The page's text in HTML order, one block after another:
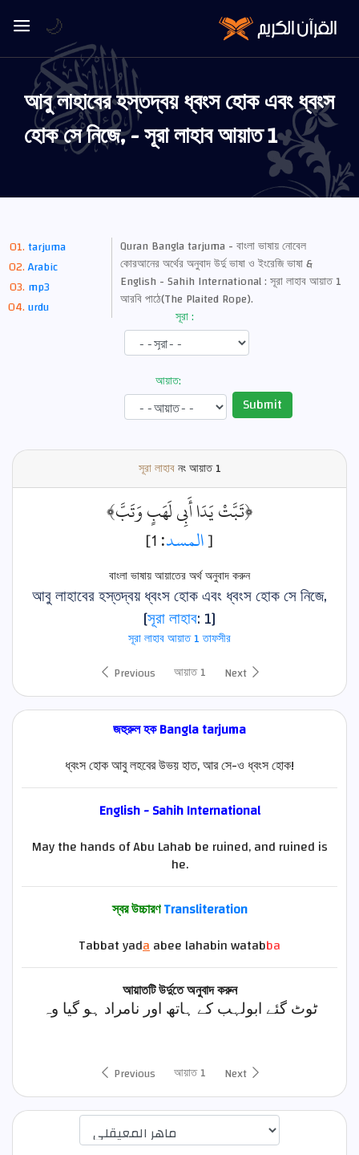
আবু লাহাবের হস্তদ্বয় ধ্বংস হোক এবং ধ্বংস
হোক সে নিজে, - সূরা লাহাব আয়াত 1
tarjuma
Arabic
mp3
urdu
Quran Bangla tarjuma - বাংলা ভাষায় নোবেল
কোরআনের অর্থের অনুবাদ উর্দু ভাষা ও ইংরেজি ভাষা &
English - Sahih International : সূরা লাহাব আয়াত 1
আরবি পাঠে(The Plaited Rope).
সূরা :
আয়াত:
Submit
সূরা লাহাবনং আয়াত1
﴿تَبَّتْ يَدَا أَبِي لَهَبٍ وَتَبَّ﴾
[المسد: 1]
বাংলা ভাষায় আয়াতের অর্থ অনুবাদ করুন
আবু লাহাবের হস্তদ্বয় ধ্বংস হোক এবং ধ্বংস হোক সে নিজে,
[সূরা লাহাব: 1]
সূরা লাহাব আয়াত 1 তাফসীর
Previous
আয়াত 1 Next
জহুরুল হক Bangla tarjuma
ধ্বংস হোক আবু লহবের উভয় হাত, আর সে-ও ধ্বংস হোক!
English - Sahih International
May the hands of Abu Lahab be ruined, and ruined is
he.
স্বর উচ্চারণTransliteration
Tabbat yadaabee lahabin watabba
আয়াতটি উর্দুতে অনুবাদ করুন
ٹوٹ گئے ابولہب کے ہاتھ اور نامراد ہو گیا وہ
Previous আয়াত 1 Next
اختيار قارئ الآية
🌙